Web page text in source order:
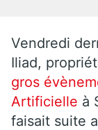
Vendredi
Iliad,
gros
Artificielle à
faisait suite